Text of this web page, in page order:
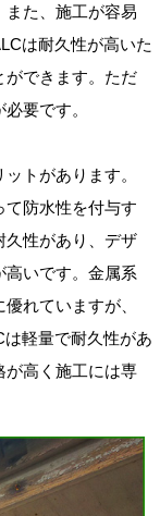
また、施工が容易
は耐久性が高いた
ができます。ただ
要です。
トがあります。
て防水性を付与す
久性があり、デザ
高いです。金属系
れていますが、
軽量で耐久性があ
が高く施工には専